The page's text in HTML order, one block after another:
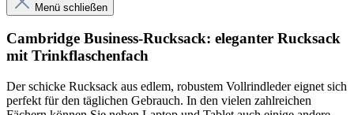
Menü schließen
Cambridge Business-Rucksack: eleganter Rucksack
mit Trinkflaschenfach
Der schicke Rucksack aus edlem, robustem Vollrindleder eignet sich
perfekt für den täglichen Gebrauch. In den vielen zahlreichen